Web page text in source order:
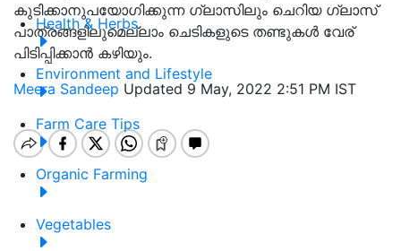
Health & Herbs
Environment and Lifestyle
Farm Care Tips
Organic Farming
Vegetables
കുടിക്കാനുപയോഗിക്കുന്ന ഗ്ലാസിലും ചെറിയ ഗ്ലാസ്
പാത്രങ്ങളിലുമെല്ലാം ചെടികളുടെ തണ്ടുകള്‍ വേര്
പിടിപ്പിക്കാന്‍ കഴിയും.
Meera Sandeep Updated 9 May, 2022 2:51 PM IST